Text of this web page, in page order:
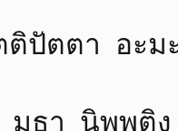
า อะมะตั
พพุติง ภุ